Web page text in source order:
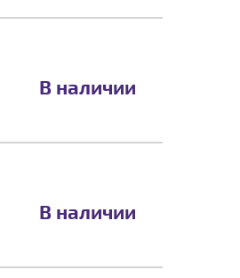
В наличии
В наличии